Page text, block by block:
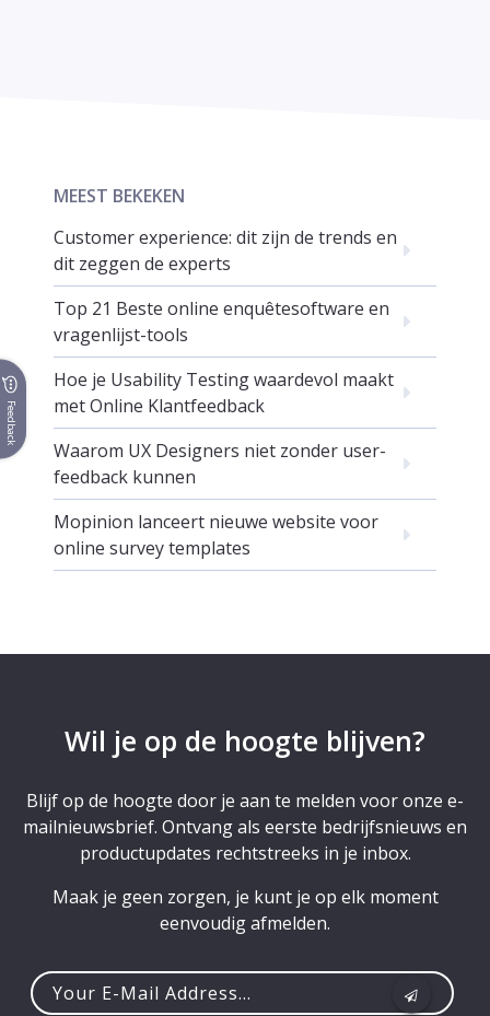
MEEST BEKEKEN
Customer experience: dit zijn de trends en
dit zeggen de experts
Top 21 Beste online enquêtesoftware en
vragenlijst-tools
Hoe je Usability Testing waardevol maakt
met Online Klantfeedback
Waarom UX Designers niet zonder user-
feedback kunnen
Mopinion lanceert nieuwe website voor
online survey templates
Wil je op de hoogte blijven?
Blijf op de hoogte door je aan te melden voor onze e-
mailnieuwsbrief. Ontvang als eerste bedrijfsnieuws en
productupdates rechtstreeks in je inbox.
Maak je geen zorgen, je kunt je op elk moment
eenvoudig afmelden.
Feedback